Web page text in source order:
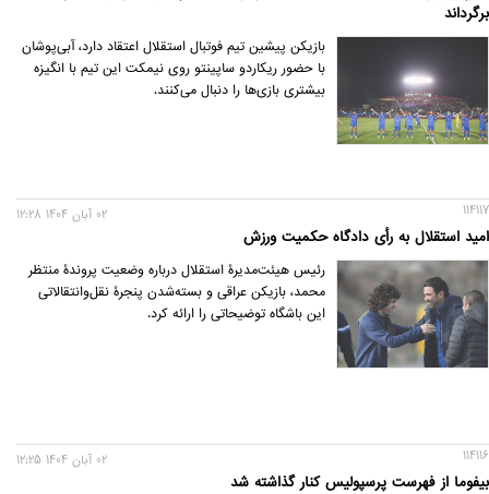
برگرداند
بازیکن پیشین تیم فوتبال استقلال اعتقاد دارد، آبی‌پوشان
با حضور ریکاردو ساپینتو روی نیمکت این تیم با انگیزه
بیشتری بازی‌ها را دنبال می‌کنند.
114117
امید استقلال به رأی دادگاه حکمیت ورزش
02 آبان 1404 12:28
رئیس هیئت‌مدیرۀ استقلال درباره وضعیت پروندۀ منتظر
محمد، بازیکن عراقی و بسته‌شدن پنجرۀ نقل‌وانتقالاتی
این باشگاه توضیحاتی را ارائه کرد.
114116
بیفوما از فهرست پرسپولیس کنار گذاشته شد
02 آبان 1404 12:25